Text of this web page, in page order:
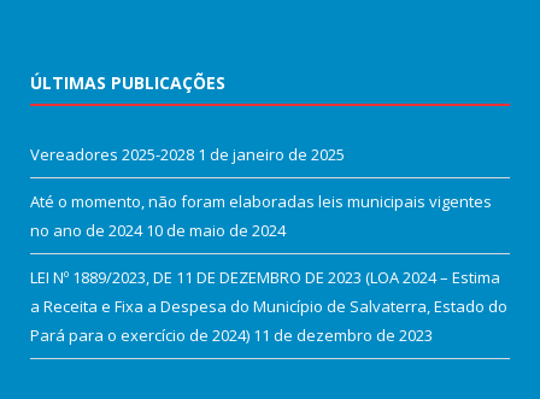
ÚLTIMAS PUBLICAÇÕES
Vereadores 2025-2028 1 de janeiro de 2025
Até o momento, não foram elaboradas leis municipais vigentes
no ano de 2024 10 de maio de 2024
LEI Nº 1889/2023, DE 11 DE DEZEMBRO DE 2023 (LOA 2024 – Estima
a Receita e Fixa a Despesa do Município de Salvaterra, Estado do
Pará para o exercício de 2024) 11 de dezembro de 2023